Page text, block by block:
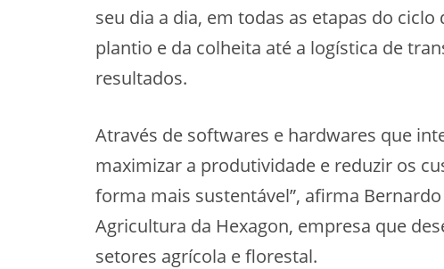
seu dia a dia, em todas as etapas do
plantio e da colheita até a logística de
resultados.
Através de softwares e hardwares que
maximizar a produtividade e reduzir os
forma mais sustentável”, afirma
Agricultura da Hexagon, empresa que
setores agrícola e florestal.